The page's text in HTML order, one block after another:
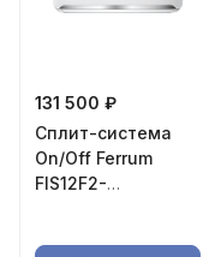
131 500 ₽
Сплит-система
On/Off Ferrum
FIS12F2-